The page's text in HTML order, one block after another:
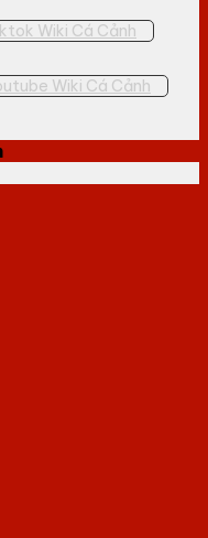
Wiki Cá Cảnh
Wiki Cá Cảnh